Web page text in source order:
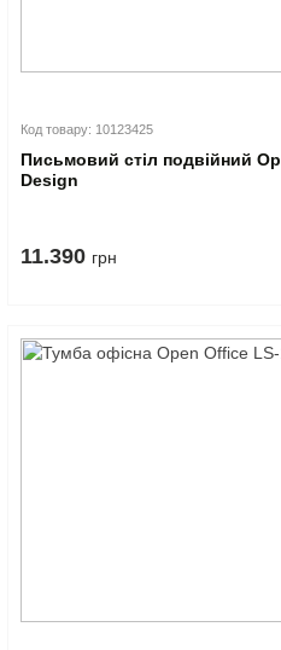
Код товару: 10123425
Письмовий стіл подвійний
Design
11.390 грн